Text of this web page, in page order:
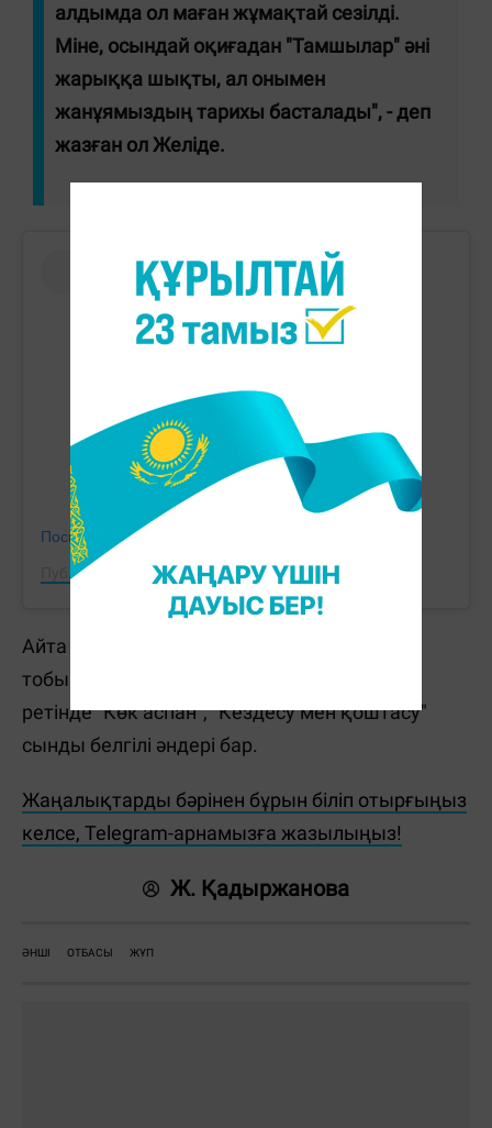
алдымда ол маған жұмақтай сезілді.
Міне, осындай оқиғадан "Тамшылар" әні
жарыққа шықты, ал онымен
жанұямыздың тарихы басталады", - деп
жазған ол Желіде.
Посмотреть эту публикацию в Instagram
Публикация от Dastan Orazbekov (@dastanello)
Айта кетейік, Дастан Оразбеков - "Орда"
тобының әншісі, актёр. Жеке орындаушы
ретінде "Көк аспан", "Кездесу мен қоштасу"
сынды белгілі әндері бар.
Жаңалықтарды бәрінен бұрын біліп отырғыңыз
келсе, Telegram-арнамызға жазылыңыз!
Ж. Қадыржанова
ӘНШІ ОТБАСЫ ЖҰП